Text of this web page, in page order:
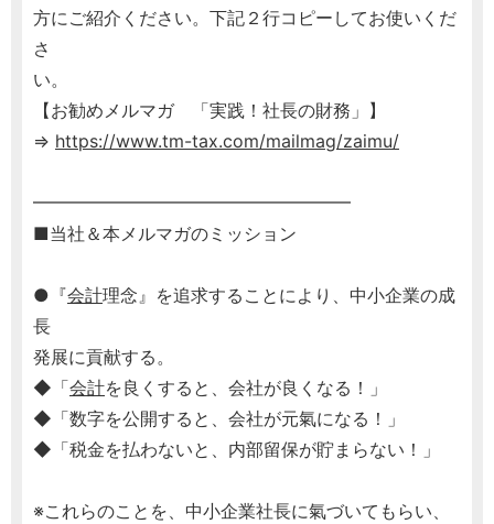
方にご紹介ください。下記２行コピーしてお使いくだ
さ
い。
【お勧めメルマガ 「実践！社長の財務」】
⇒ https://www.tm-tax.com/mailmag/zaimu/
━━━━━━━━━━━━━━━━━━
■当社＆本メルマガのミッション
●『会計理念』を追求することにより、中小企業の成
長
発展に貢献する。
◆「会計を良くすると、会社が良くなる！」
◆「数字を公開すると、会社が元氣になる！」
◆「税金を払わないと、内部留保が貯まらない！」
※これらのことを、中小企業社長に氣づいてもらい、